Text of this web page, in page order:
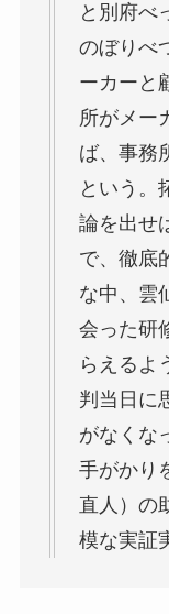
と別府べ
のぼりべ
ーカーと
所がメー
ば、事務
という。
論を出せ
で、徹底
な中、雲
会った研
らえるよ
判当日に
がなくな
手がかり
直人）の
模な実